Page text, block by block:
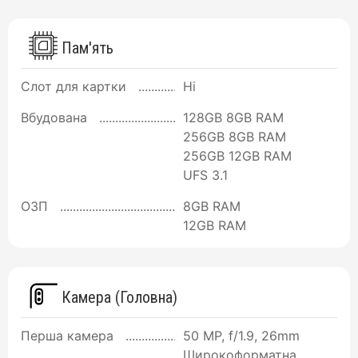
Пам'ять
Слот для картки
Ні
Вбудована
128GB 8GB RAM
256GB 8GB RAM
256GB 12GB RAM
UFS 3.1
ОЗП
8GB RAM
12GB RAM
Камера (Головна)
Перша камера
50 MP, f/1.9, 26mm
Широкоформатна,